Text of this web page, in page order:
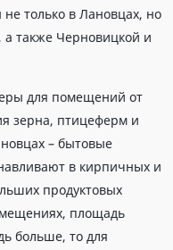
только в Лановцах, но
также Черновицкой и
для помещений от
зерна, птицеферм и
– бытовые
в кирпичных и
продуктовых
площадь
больше, то для